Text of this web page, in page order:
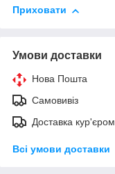
Приховати
Умови доставки
Нова Пошта
Самовивіз
Доставка кур'єром
Всі умови доставки